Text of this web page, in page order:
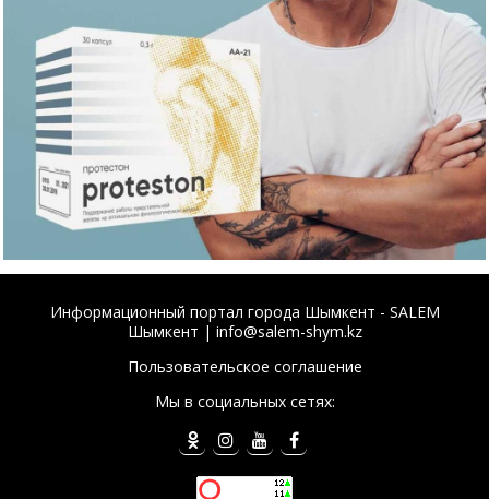
Информационный портал города Шымкент - SALEM
Шымкент | info@salem-shym.kz
Пользовательское соглашение
Мы в социальных сетях: